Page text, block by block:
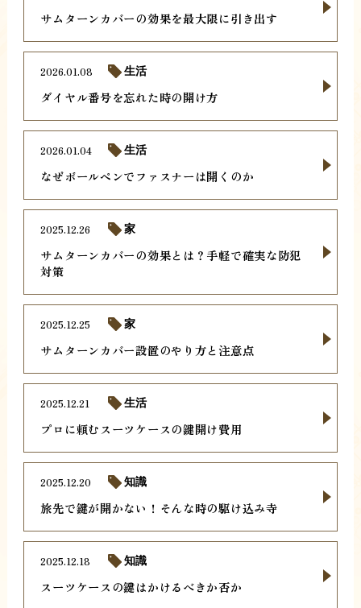
サムターンカバーの効果を最大限に引き出す
ダイヤル番号を忘れた時の開け方
2026.01.08 生活
なぜボールペンでファスナーは開くのか
2026.01.04 生活
サムターンカバーの効果とは？手軽で確実な防犯
対策
2025.12.26 家
サムターンカバー設置のやり方と注意点
2025.12.25 家
プロに頼むスーツケースの鍵開け費用
2025.12.21 生活
旅先で鍵が開かない！そんな時の駆け込み寺
2025.12.20 知識
スーツケースの鍵はかけるべきか否か
2025.12.18 知識